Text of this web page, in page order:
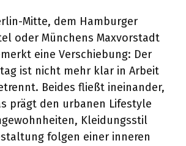
Mitte, dem Hamburger
oder Münchens Maxvorstadt
eine Verschiebung: Der
ist nicht mehr klar in Arbeit
Beides fließt ineinander,
prägt den urbanen Lifestyle
Kleidungsstil
folgen einer inneren